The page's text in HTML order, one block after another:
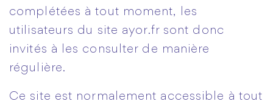
complétées à tout moment, les
utilisateurs du site ayor.fr sont donc
invités à les consulter de manière
régulière.
Ce site est normalement accessible à tout